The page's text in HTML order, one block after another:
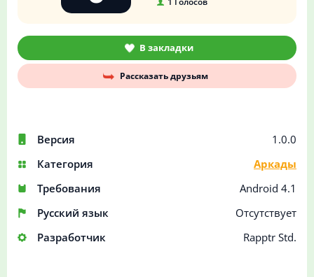
Версия
1.0.0
Категория
Аркады
Требования
Android 4.1
Русский язык
Отсутствует
Разработчик
Rapptr Std.
В закладки
Рассказать друзьям